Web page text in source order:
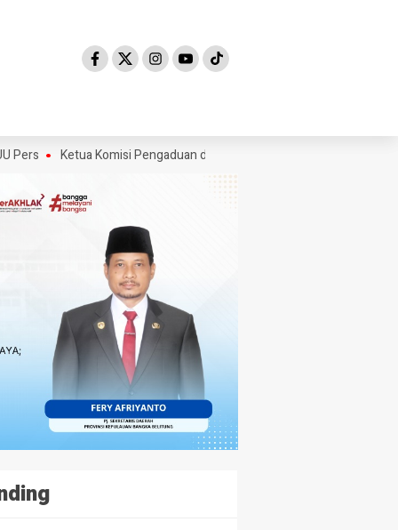
Ketua Komisi Pengaduan dan Penegakan Etika Pers Angkat Bicara